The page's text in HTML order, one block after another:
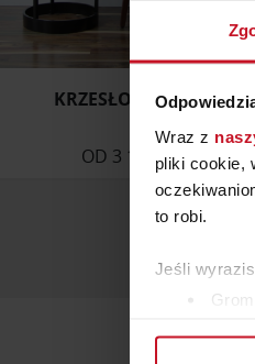
Wraz z
pliki cookie,
to robi.
Jeśli
KRZESŁO EVA PU1
OD 3 150 ZŁ